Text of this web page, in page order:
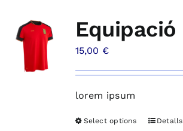
Equipació
15,00 €
lorem ipsum
Select options Detalls